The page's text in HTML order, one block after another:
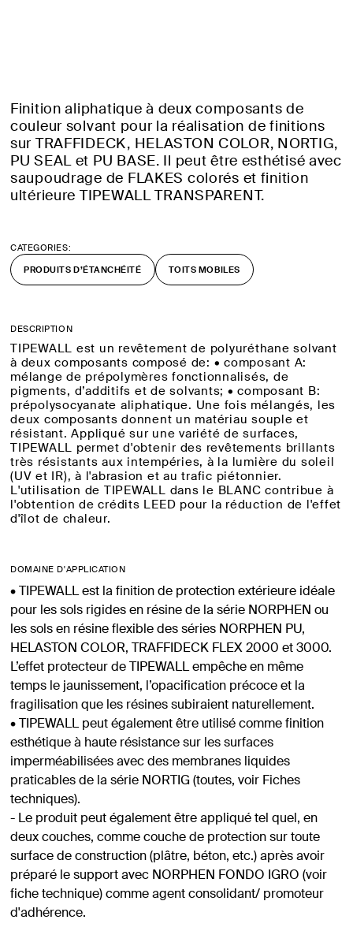
Finition aliphatique à deux composants de
couleur solvant pour la réalisation de finitions
sur TRAFFIDECK, HELASTON COLOR, NORTIG,
PU SEAL et PU BASE. Il peut être esthétisé avec
saupoudrage de FLAKES colorés et finition
ultérieure TIPEWALL TRANSPARENT.
CATEGORIES:
PRODUITS D’ÉTANCHÉITÉ
TOITS MOBILES
DESCRIPTION
TIPEWALL est un revêtement de polyuréthane solvant
à deux composants composé de: • composant A:
mélange de prépolymères fonctionnalisés, de
pigments, d’additifs et de solvants; • composant B:
prépolysocyanate aliphatique. Une fois mélangés, les
deux composants donnent un matériau souple et
résistant. Appliqué sur une variété de surfaces,
TIPEWALL permet d'obtenir des revêtements brillants
très résistants aux intempéries, à la lumière du soleil
(UV et IR), à l'abrasion et au trafic piétonnier.
L'utilisation de TIPEWALL dans le BLANC contribue à
l'obtention de crédits LEED pour la réduction de l'effet
d'îlot de chaleur.
DOMAINE D'APPLICATION
• TIPEWALL est la finition de protection extérieure idéale
pour les sols rigides en résine de la série NORPHEN ou
les sols en résine flexible des séries NORPHEN PU,
HELASTON COLOR, TRAFFIDECK FLEX 2000 et 3000.
L’effet protecteur de TIPEWALL empêche en même
temps le jaunissement, l’opacification précoce et la
fragilisation que les résines subiraient naturellement.
• TIPEWALL peut également être utilisé comme finition
esthétique à haute résistance sur les surfaces
imperméabilisées avec des membranes liquides
praticables de la série NORTIG (toutes, voir Fiches
techniques).
- Le produit peut également être appliqué tel quel, en
deux couches, comme couche de protection sur toute
surface de construction (plâtre, béton, etc.) après avoir
préparé le support avec NORPHEN FONDO IGRO (voir
fiche technique) comme agent consolidant/ promoteur
d'adhérence.